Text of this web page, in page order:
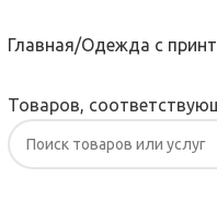
Главная Одежда с
Товаров,